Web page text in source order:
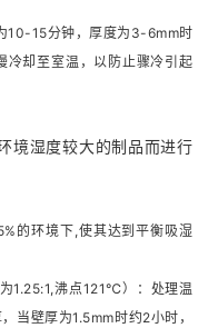
10-15分钟，厚度为3-6mm时
却至室温，以防止骤冷引起
境湿度较大的制品而进行
的环境下,使其达到平衡吸湿
为1.25:1,沸点121℃）：处理温
壁厚为1.5mm时约2小时，